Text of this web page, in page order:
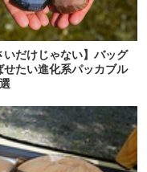
いだけじゃない】バッグ
せたい進化系パッカブル